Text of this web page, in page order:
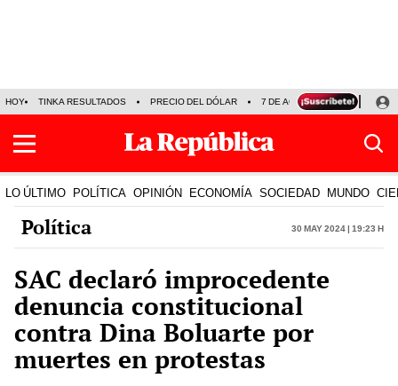
HOY TINKA RESULTADOS PRECIO DEL DÓLAR 7 DE AGOSTO OLLANTA
LO ÚLTIMO POLÍTICA OPINIÓN ECONOMÍA SOCIEDAD MUNDO
Política 30 May 2024 | 19:23 h
SAC declaró improcedente
denuncia constitucional
contra Dina Boluarte por
muertes en protestas